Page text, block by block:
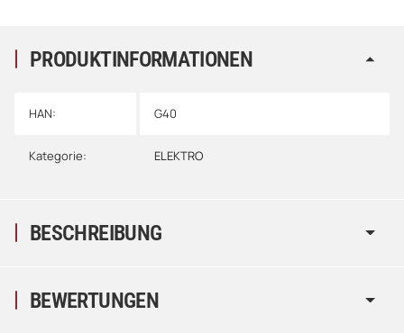
PRODUKTINFORMATIONEN
HAN: G40
Kategorie: ELEKTRO
BESCHREIBUNG
BEWERTUNGEN